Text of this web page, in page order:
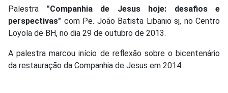
Palestra "Companhia de Jesus hoje: desafios e
perspectivas" com Pe. João Batista Libanio sj, no Centro
Loyola de BH, no dia 29 de outubro de 2013.
A palestra marcou início de reflexão sobre o bicentenário
da restauração da Companhia de Jesus em 2014.